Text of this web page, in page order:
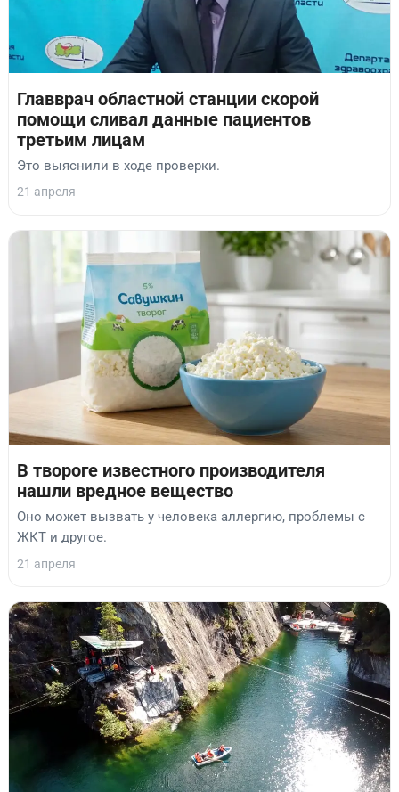
Главврач областной станции скорой
помощи сливал данные пациентов
третьим лицам
Это выяснили в ходе проверки.
21 апреля
В твороге известного производителя
нашли вредное вещество
Оно может вызвать у человека аллергию, проблемы с
ЖКТ и другое.
21 апреля